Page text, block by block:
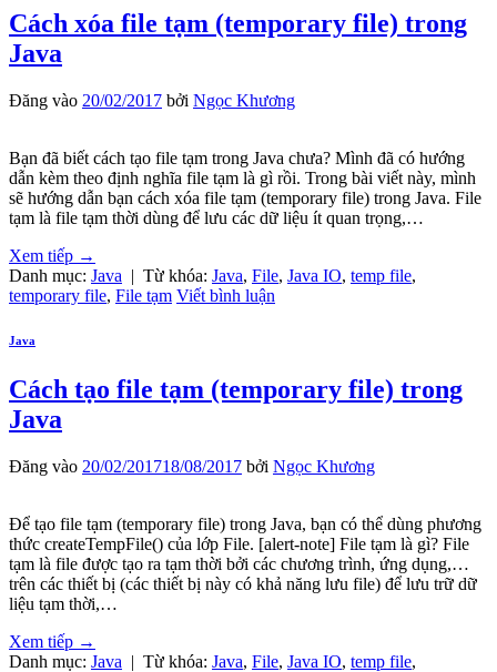
Cách xóa file tạm (temporary file) trong
Java
Đăng vào 20/02/2017 bởi Ngọc Khương
Bạn đã biết cách tạo file tạm trong Java chưa? Mình đã có hướng
dẫn kèm theo định nghĩa file tạm là gì rồi. Trong bài viết này, mình
sẽ hướng dẫn bạn cách xóa file tạm (temporary file) trong Java. File
tạm là file tạm thời dùng để lưu các dữ liệu ít quan trọng,…
Xem tiếp →
Danh mục: Java | Từ khóa: Java, File, Java IO, temp file,
temporary file, File tạm Viết bình luận
Java
Cách tạo file tạm (temporary file) trong
Java
Đăng vào 20/02/201718/08/2017 bởi Ngọc Khương
Để tạo file tạm (temporary file) trong Java, bạn có thể dùng phương
thức createTempFile() của lớp File. [alert-note] File tạm là gì? File
tạm là file được tạo ra tạm thời bởi các chương trình, ứng dụng,…
trên các thiết bị (các thiết bị này có khả năng lưu file) để lưu trữ dữ
liệu tạm thời,…
Xem tiếp →
Danh mục: Java | Từ khóa: Java, File, Java IO, temp file,